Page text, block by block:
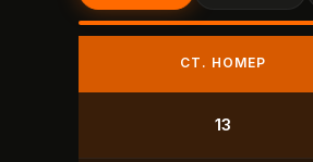
СТ. НОМЕР
9